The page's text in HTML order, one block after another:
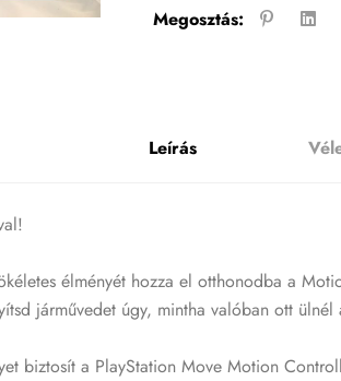
Megosztás:
Leírás
élményét hozza el otthonodba a
járművedet úgy, mintha valóban ott
biztosít a PlayStation Move Motion